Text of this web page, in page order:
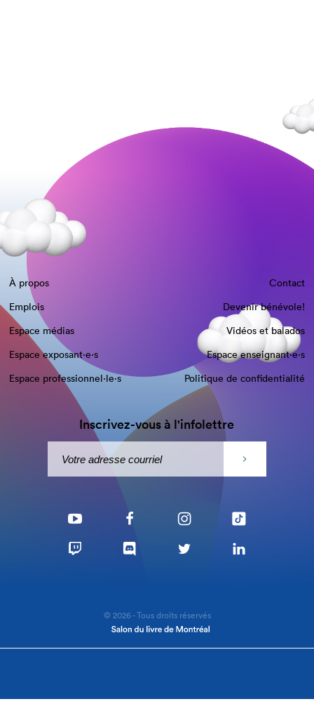
À propos
Contact
Emplois
Devenir bénévole!
Espace médias
Vidéos et balados
Espace exposant·e⋅s
Espace enseignant·e⋅s
Espace professionnel·le⋅s
Politique de confidentialité
Inscrivez-vous à l'infolettre
© 2026 - Tous droits réservés